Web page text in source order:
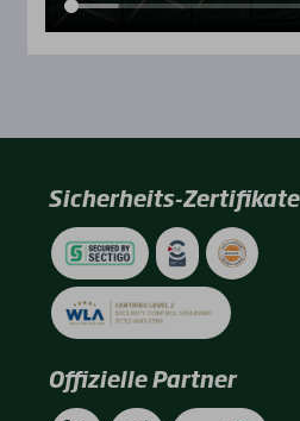
Sicherheits-Zertifikate
Offizielle Partner